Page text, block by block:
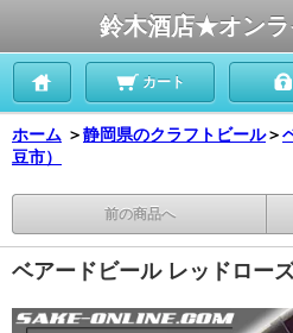
鈴木酒店★オンラ
カート
ホーム ＞静岡県のクラフトビール＞
豆市）
前の商品へ
ベアードビール レッドロー